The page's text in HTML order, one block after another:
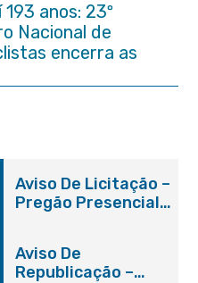
anos: 23º
Nacional de
encerra as
do
da cidade
Aviso De Licitação –
Pregão Presencial
Aviso De
Republicação –